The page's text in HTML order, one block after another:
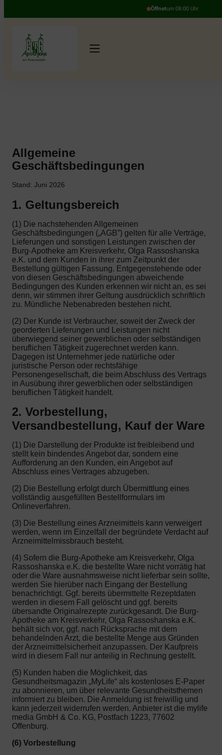
Öffnetum 08:00 Uhr
Allgemeine
Geschäftsbedingungen
Stand: Juni 2026
1. Geltungsbereich
(1) Die nachstehenden Allgemeinen
Geschäftsbedingungen („AGB”) gelten für alle Verträge,
Lieferungen und sonstigen Leistungen zwischen der
Burg-Apotheke am Kreisverkehr, Olga Rassoshanska
e.K. und dem Kunden in ihrer zum Zeitpunkt der
Bestellung gültigen Fassung. Entgegenstehende oder
von diesen Geschäftsbedingungen abweichende
Bedingungen des Kunden erkennen wir nicht an, es sei
denn, wir stimmen ihrer Geltung ausdrücklich schriftlich
zu. Mündliche Nebenabreden bestehen nicht.
(2) Der Kunde ist Verbraucher, soweit der Zweck der
georderten Lieferungen und Leistungen nicht
überwiegend seiner gewerblichen oder selbständigen
beruflichen Tätigkeit zugerechnet werden kann.
Dagegen ist Unternehmer jede natürliche oder
juristische Person oder rechtsfähige
Personengesellschaft, die beim Abschluss des Vertrags
in Ausübung ihrer gewerblichen oder selbständigen
beruflichen Tätigkeit handelt.
2. Vorbestellung,
Versandbestellung, Kauf der Ware
(1) Die Darstellung der Produkte ist freibleibend und
stellt kein bindendes Angebot dar, sondern eine
Aufforderung an den Kunden, ein Angebot auf
Abschluss eines Vertrages abzugeben.
(2) Die Bestellung erfolgt durch Übermittlung eines
vollständig ausgefüllten Bestellformulars im
Onlineverfahren.
(3) Die Bestellung eines Arzneimittels kann verweigert
werden, wenn im Einzelfall der begründete Verdacht auf
Arzneimittelmissbrauch besteht.
(4) Sofern die Burg-Apotheke am Kreisverkehr, Olga
Rassoshanska e.K. die bestellte Ware nicht vorrätig hat
oder die Ware ausnahmsweise nicht lieferbar sein sollte,
werden Sie hierüber nach Eingang der Bestellung
benachrichtigt. Ggf. bereits übermittelte Rezeptdaten
werden in diesem Fall gelöscht und ggf. bereits
übersandte Originalrezepte zurückgesandt. Die Burg-
Apotheke am Kreisverkehr, Olga Rassoshanska e.K.
behält sich vor, ggf. nach Rücksprache mit dem
behandelnden Arzt, die bestellte Menge aus Gründen
der Arzneimittelsicherheit anzupassen. Der Kaufpreis
wird in diesem Fall nur anteilig in Rechnung gestellt.
(5) Kunden haben die Möglichkeit, das
Gesundheitsmagazin „MyLife“ als kostenloses E-Paper
zu abonnieren, um über relevante Gesundheitsthemen
informiert zu bleiben. Die Anmeldung ist freiwillig und
kann jederzeit widerrufen werden. Anbieter ist die mylife
media GmbH & Co. KG, Postfach 1223, 77602
Offenburg.
(6) Vorbestellung